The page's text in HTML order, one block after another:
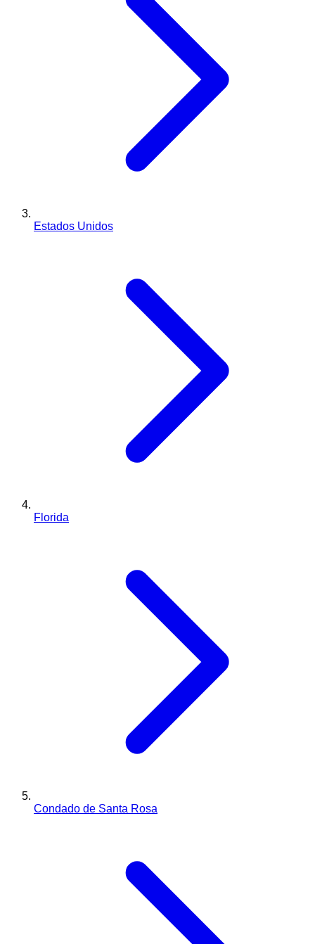
Estados Unidos
Florida
Condado de Santa Rosa